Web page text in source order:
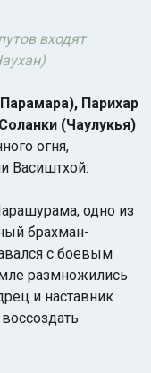
входят
Парихар
(Чаулукья)
огня,
Васиштхой.
одно из
брахман-
с боевым
размножились
и наставник